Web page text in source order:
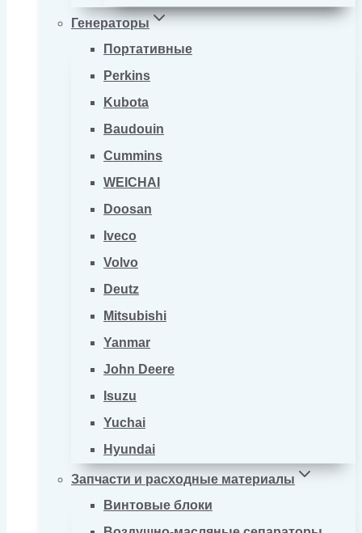
Генераторы
Портативные
Perkins
Kubota
Baudouin
Cummins
WEICHAI
Doosan
Iveco
Volvo
Deutz
Mitsubishi
Yanmar
John Deere
Isuzu
Yuchai
Hyundai
Запчасти и расходные материалы
Винтовые блоки